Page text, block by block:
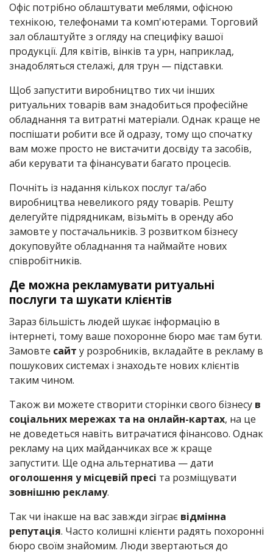
Офіс потрібно облаштувати меблями, офісною
технікою, телефонами та комп'ютерами. Торговий
зал облаштуйте з огляду на специфіку вашої
продукції. Для квітів, вінків та урн, наприклад,
знадобляться стелажі, для трун — підставки.
Щоб запустити виробництво тих чи інших
ритуальних товарів вам знадобиться професійне
обладнання та витратні матеріали. Однак краще не
поспішати робити все й одразу, тому що спочатку
вам може просто не вистачити досвіду та засобів,
аби керувати та фінансувати багато процесів.
Почніть із надання кількох послуг та/або
виробництва невеликого ряду товарів. Решту
делегуйте підрядникам, візьміть в оренду або
замовте у постачальників. З розвитком бізнесу
докуповуйте обладнання та наймайте нових
співробітників.
Де можна рекламувати ритуальні
послуги та шукати клієнтів
Зараз більшість людей шукає інформацію в
інтернеті, тому ваше похоронне бюро має там бути.
Замовте сайт у розробників, вкладайте в рекламу в
пошукових системах і знаходьте нових клієнтів
таким чином.
Також ви можете створити сторінки свого бізнесу в
соціальних мережах та на онлайн-картах, на це
не доведеться навіть витрачатися фінансово. Однак
рекламу на цих майданчиках все ж краще
запустити. Ще одна альтернатива — дати
оголошення у місцевій пресі та розміщувати
зовнішню рекламу.
Так чи інакше на вас завжди зіграє відмінна
репутація. Часто колишні клієнти радять похоронні
бюро своїм знайомим. Люди звертаються до